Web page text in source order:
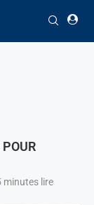
minutes lire